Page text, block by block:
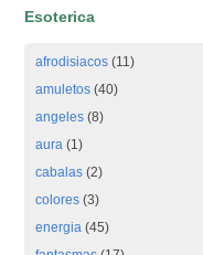
Esoterica
afrodisiacos (11)
amuletos (40)
angeles (8)
aura (1)
cabalas (2)
colores (3)
energia (45)